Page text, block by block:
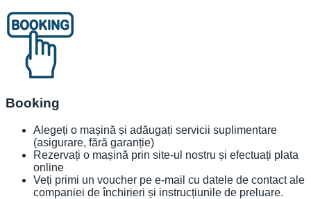
Booking
Alegeți o mașină și adăugați servicii suplimentare
(asigurare, fără garanție)
Rezervați o mașină prin site-ul nostru și efectuați plata
online
Veți primi un voucher pe e-mail cu datele de contact ale
companiei de închirieri și instrucțiunile de preluare.